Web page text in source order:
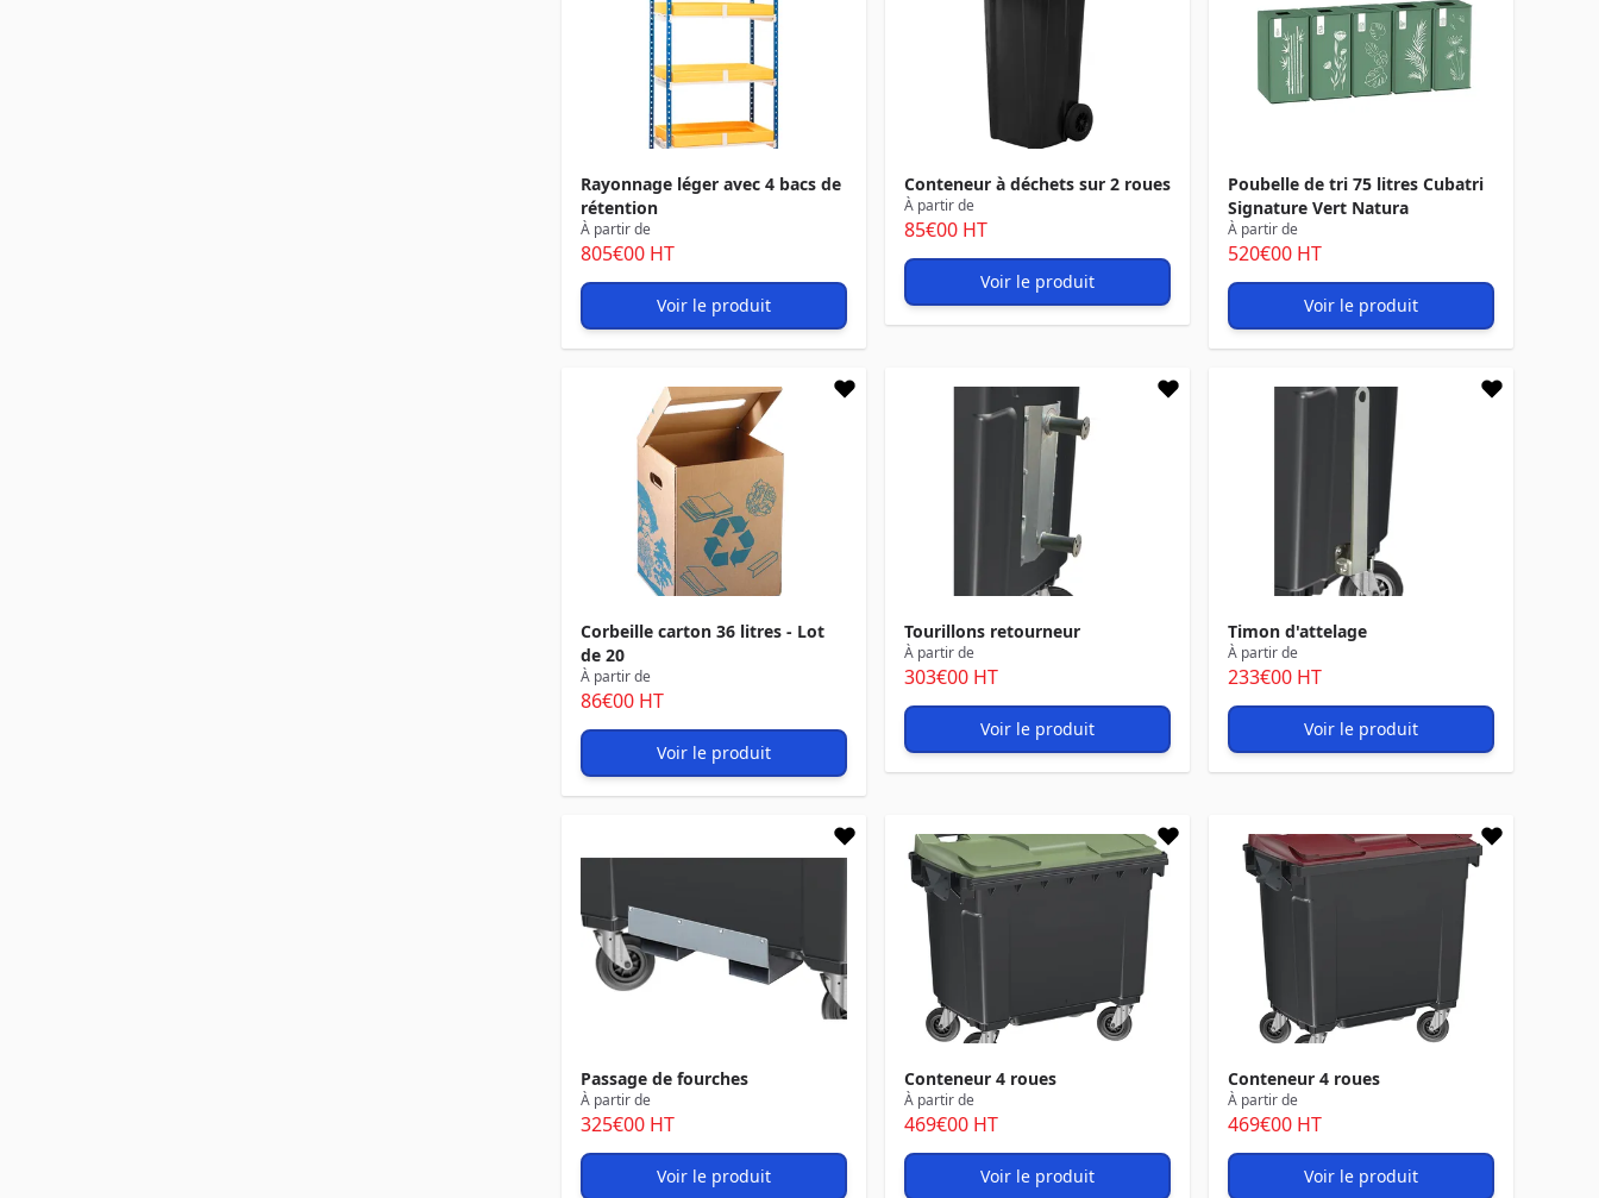
Rayonnage léger avec 4 bacs de
rétention
À partir de
805€00 HT
Voir le produit
Conteneur à déchets sur 2 roues
À partir de
85€00 HT
Voir le produit
Poubelle de tri 75 litres Cubatri
Signature Vert Natura
À partir de
520€00 HT
Voir le produit
Corbeille carton 36 litres - Lot
de 20
À partir de
86€00 HT
Voir le produit
Tourillons retourneur
À partir de
303€00 HT
Voir le produit
Timon d'attelage
À partir de
233€00 HT
Voir le produit
Passage de fourches
À partir de
325€00 HT
Voir le produit
Conteneur 4 roues
À partir de
469€00 HT
Voir le produit
Conteneur 4 roues
À partir de
469€00 HT
Voir le produit